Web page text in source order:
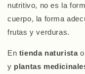
nutritivo, no es la
cuerpo, la forma
frutas y verduras.
En tienda naturista
y plantas